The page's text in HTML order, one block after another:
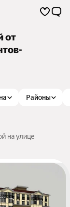
от
Районы
на улице